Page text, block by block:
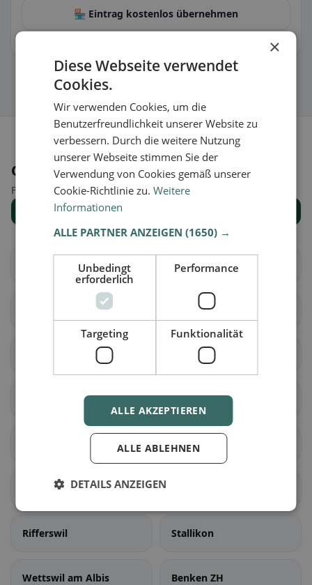
🏪 Eintrag kostenlos übernehmen
Orte in der Nähe
Finde den passenden Ort für deine Restaurantsuche.
Alle Orte anzeigen
Waltenstein
Aeugst am Albis Affoltern am Albis
Hausen am Albis
Kappel am Albis
Maschwanden
Mettmenstetten
Rifferswil Stallikon
Wettswil am Albis Benken ZH
×
Diese Webseite verwendet
Cookies.
Wir verwenden Cookies, um die
Benutzerfreundlichkeit unserer Website zu
verbessern. Durch die weitere Nutzung
unserer Webseite stimmen Sie der
Verwendung von Cookies gemäß unserer
Cookie-Richtlinie zu.Weitere
Informationen
ALLE PARTNER ANZEIGEN(1650) →
Unbedingt
erforderlich
Performance
Targeting Funktionalität
ALLE AKZEPTIEREN
ALLE ABLEHNEN
DETAILS ANZEIGEN